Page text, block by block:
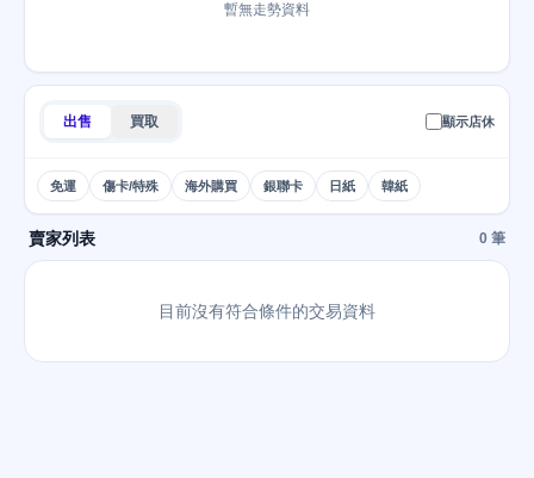
暫無走勢資料
出售 買取 顯示店休
免運 傷卡/特殊 海外購買 銀聯卡 日紙 韓紙
賣家列表 0 筆
目前沒有符合條件的交易資料